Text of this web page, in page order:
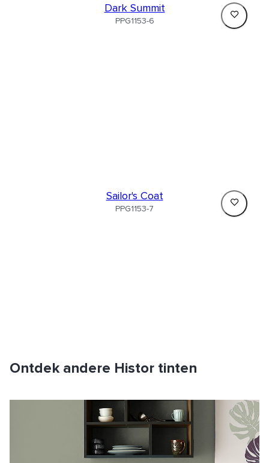
Dark Summit
PPG1153-6
Sailor's Coat
PPG1153-7
Ontdek andere Histor tinten